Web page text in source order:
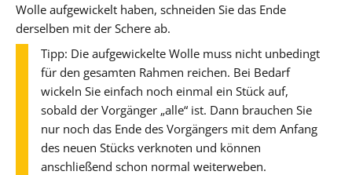
Wolle aufgewickelt haben, schneiden Sie das Ende
derselben mit der Schere ab.
Tipp: Die aufgewickelte Wolle muss nicht unbedingt
für den gesamten Rahmen reichen. Bei Bedarf
wickeln Sie einfach noch einmal ein Stück auf,
sobald der Vorgänger „alle“ ist. Dann brauchen Sie
nur noch das Ende des Vorgängers mit dem Anfang
des neuen Stücks verknoten und können
anschließend schon normal weiterweben.